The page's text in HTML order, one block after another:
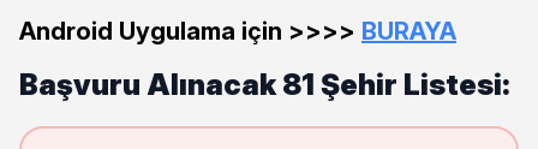
Android Uygulama için >>>> BURAYA
Başvuru Alınacak 81 Şehir Listesi: